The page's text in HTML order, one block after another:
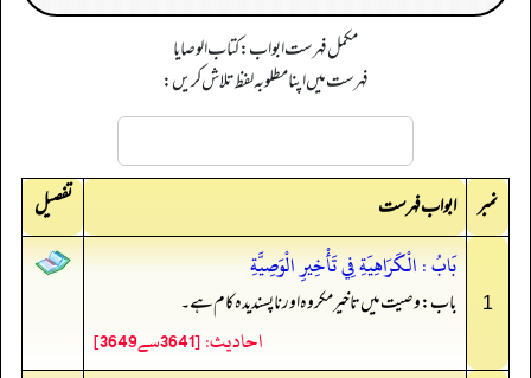
مکمل فہرست ابواب: كتاب الوصايا
فہرست میں اپنا مطلوبہ لفظ تلاش کریں:
نمبر ابواب فہرست تفصیل
1
بَابُ : الْكَرَاهِيَةِ فِي تَأْخِيرِ الْوَصِيَّةِ
باب: وصیت میں تاخیر مکروہ اور ناپسندیدہ کام ہے۔
احادیث: [3641سے3649]